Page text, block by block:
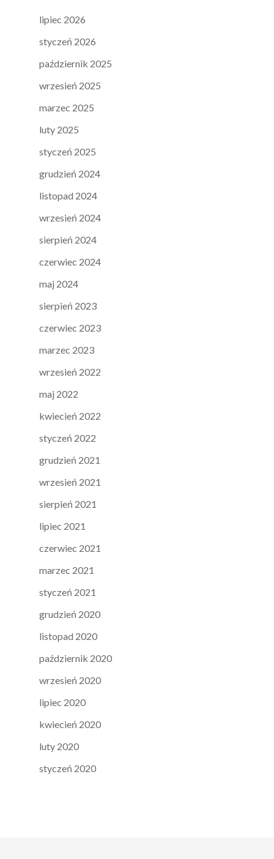
lipiec 2026
styczeń 2026
październik 2025
wrzesień 2025
marzec 2025
luty 2025
styczeń 2025
grudzień 2024
listopad 2024
wrzesień 2024
sierpień 2024
czerwiec 2024
maj 2024
sierpień 2023
czerwiec 2023
marzec 2023
wrzesień 2022
maj 2022
kwiecień 2022
styczeń 2022
grudzień 2021
wrzesień 2021
sierpień 2021
lipiec 2021
czerwiec 2021
marzec 2021
styczeń 2021
grudzień 2020
listopad 2020
październik 2020
wrzesień 2020
lipiec 2020
kwiecień 2020
luty 2020
styczeń 2020